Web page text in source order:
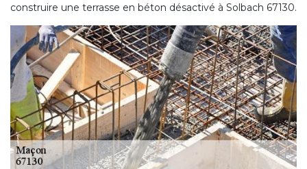
construire une terrasse en béton désactivé à Solbach 67130.